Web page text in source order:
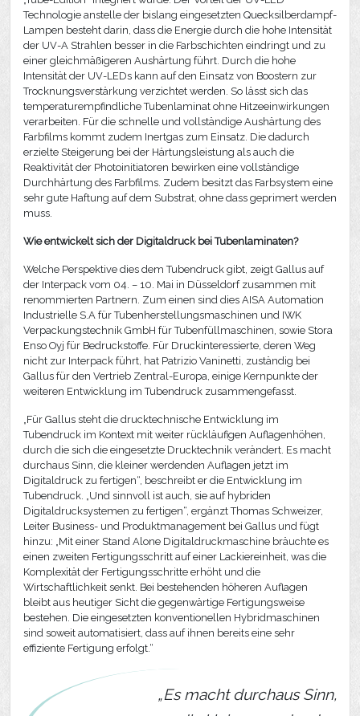
Technologie anstelle der bislang eingesetzten Quecksilberdampf-
Lampen besteht darin, dass die Energie durch die hohe Intensität
der UV-A Strahlen besser in die Farbschichten eindringt und zu
einer gleichmäßigeren Aushärtung führt. Durch die hohe
Intensität der UV-LEDs kann auf den Einsatz von Boostern zur
Trocknungsverstärkung verzichtet werden. So lässt sich das
temperaturempfindliche Tubenlaminat ohne Hitzeeinwirkungen
verarbeiten. Für die schnelle und vollständige Aushärtung des
Farbfilms kommt zudem Inertgas zum Einsatz. Die dadurch
erzielte Steigerung bei der Härtungsleistung als auch die
Reaktivität der Photoinitiatoren bewirken eine vollständige
Durchhärtung des Farbfilms. Zudem besitzt das Farbsystem eine
sehr gute Haftung auf dem Substrat, ohne dass geprimert werden
muss.
Wie entwickelt sich der Digitaldruck bei Tubenlaminaten?
Welche Perspektive dies dem Tubendruck gibt, zeigt Gallus auf
der Interpack vom 04. – 10. Mai in Düsseldorf zusammen mit
renommierten Partnern. Zum einen sind dies AISA Automation
Industrielle S.A für Tubenherstellungsmaschinen und IWK
Verpackungstechnik GmbH für Tubenfüllmaschinen, sowie Stora
Enso Oyj für Bedruckstoffe. Für Druckinteressierte, deren Weg
nicht zur Interpack führt, hat Patrizio Vaninetti, zuständig bei
Gallus für den Vertrieb Zentral-Europa, einige Kernpunkte der
weiteren Entwicklung im Tubendruck zusammengefasst.
„Für Gallus steht die drucktechnische Entwicklung im
Tubendruck im Kontext mit weiter rückläufigen Auflagenhöhen,
durch die sich die eingesetzte Drucktechnik verändert. Es macht
durchaus Sinn, die kleiner werdenden Auflagen jetzt im
Digitaldruck zu fertigen“, beschreibt er die Entwicklung im
Tubendruck. „Und sinnvoll ist auch, sie auf hybriden
Digitaldrucksystemen zu fertigen“, ergänzt Thomas Schweizer,
Leiter Business- und Produktmanagement bei Gallus und fügt
hinzu: „Mit einer Stand Alone Digitaldruckmaschine bräuchte es
einen zweiten Fertigungsschritt auf einer Lackiereinheit, was die
Komplexität der Fertigungsschritte erhöht und die
Wirtschaftlichkeit senkt. Bei bestehenden höheren Auflagen
bleibt aus heutiger Sicht die gegenwärtige Fertigungsweise
bestehen. Die eingesetzten konventionellen Hybridmaschinen
sind soweit automatisiert, dass auf ihnen bereits eine sehr
effiziente Fertigung erfolgt.“
„Es macht durchaus Sinn,